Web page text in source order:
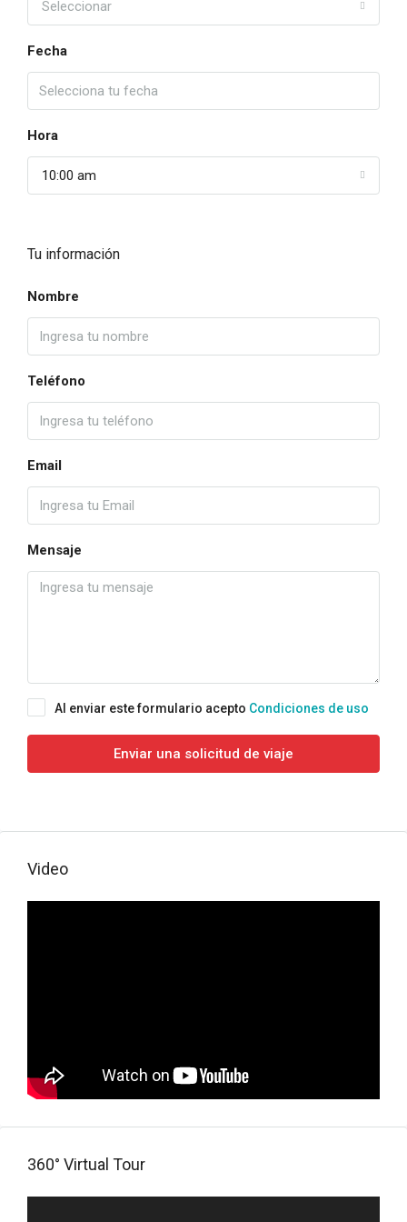
Seleccionar
Fecha
Hora
10:00 am
Tu información
Nombre
Teléfono
Email
Mensaje
Al enviar este formulario acepto Condiciones de uso
Enviar una solicitud de viaje
Video
360° Virtual Tour